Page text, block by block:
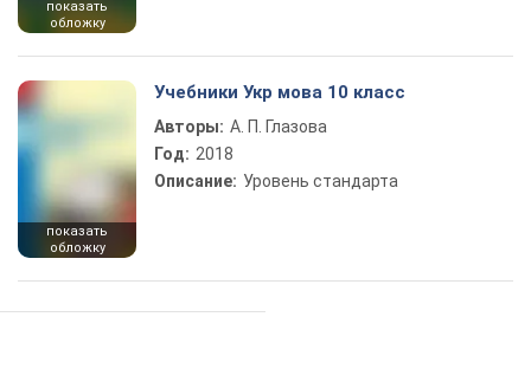
показать
обложку
показать
обложку
Учебники Укр мова 10 класс
Авторы: А. П. Глазова
Год: 2018
Описание: Уровень стандарта